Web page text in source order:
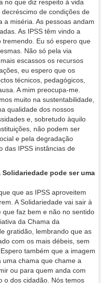
no que diz respeito à vida
de condições de
a miséria. As pessoas andam
As IPSS têm vindo a
Eu só espero que
Não só pela via
escassos os recursos
eu espero que os
técnicos, pedagógicos,
A mim preocupa-me.
muito na sustentabilidade,
qualidade dos nossos
e, sobretudo àquilo
não podem ser
e pela degradação
das IPSS instâncias de
pode ser uma
que as IPSS aproveitem
A Solidariedade vai sair à
faz bem e não no sentido
da Chama da
gratidão, lembrando que as
com os mais débeis, sem
também que a imagem
chama que chame a
ou para quem anda com
o dos cidadão. Nós temos